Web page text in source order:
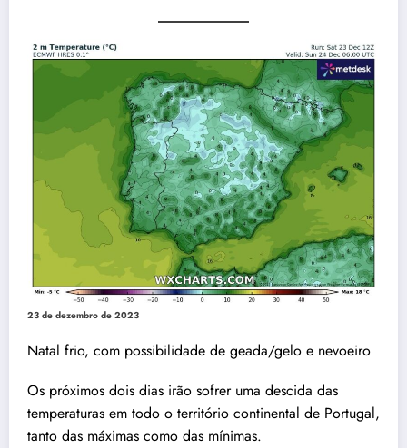
23 de dezembro de 2023
Natal frio, com possibilidade de geada/gelo e nevoeiro
Os próximos dois dias irão sofrer uma descida das
temperaturas em todo o território continental de Portugal,
tanto das máximas como das mínimas.